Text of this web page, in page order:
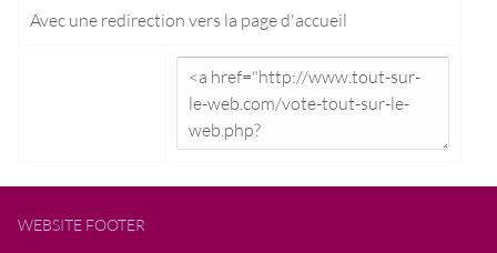
Avec une redirection vers la page d'accueil
WEBSITE FOOTER